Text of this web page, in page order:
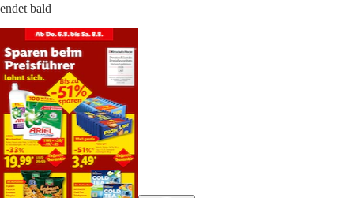
endet bald